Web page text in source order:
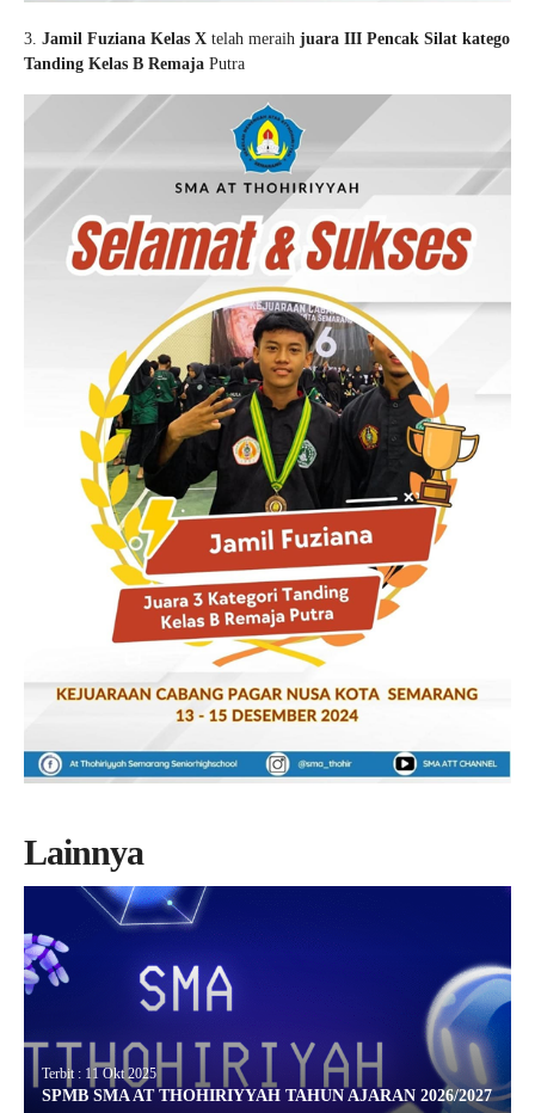
3. Jamil Fuziana Kelas X telah meraih juara III Pencak Silat katego
Tanding Kelas B Remaja Putra
Lainnya
Terbit : 11 Okt 2025
SPMB SMA AT THOHIRIYYAH TAHUN AJARAN 2026/2027